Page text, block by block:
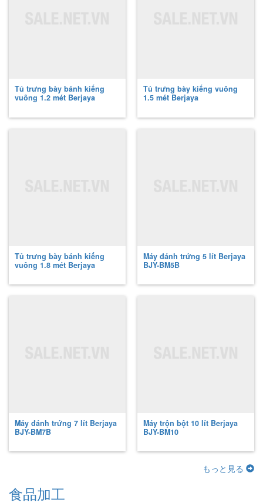
Tủ trưng bày bánh kiếng
vuông 1.2 mét Berjaya
Tủ trưng bày kiếng vuông
1.5 mét Berjaya
Tủ trưng bày bánh kiếng
vuông 1.8 mét Berjaya
Máy đánh trứng 5 lít Berjaya
BJY-BM5B
Máy đánh trứng 7 lít Berjaya
BJY-BM7B
Máy trộn bột 10 lít Berjaya
BJY-BM10
もっと見る
食品加工